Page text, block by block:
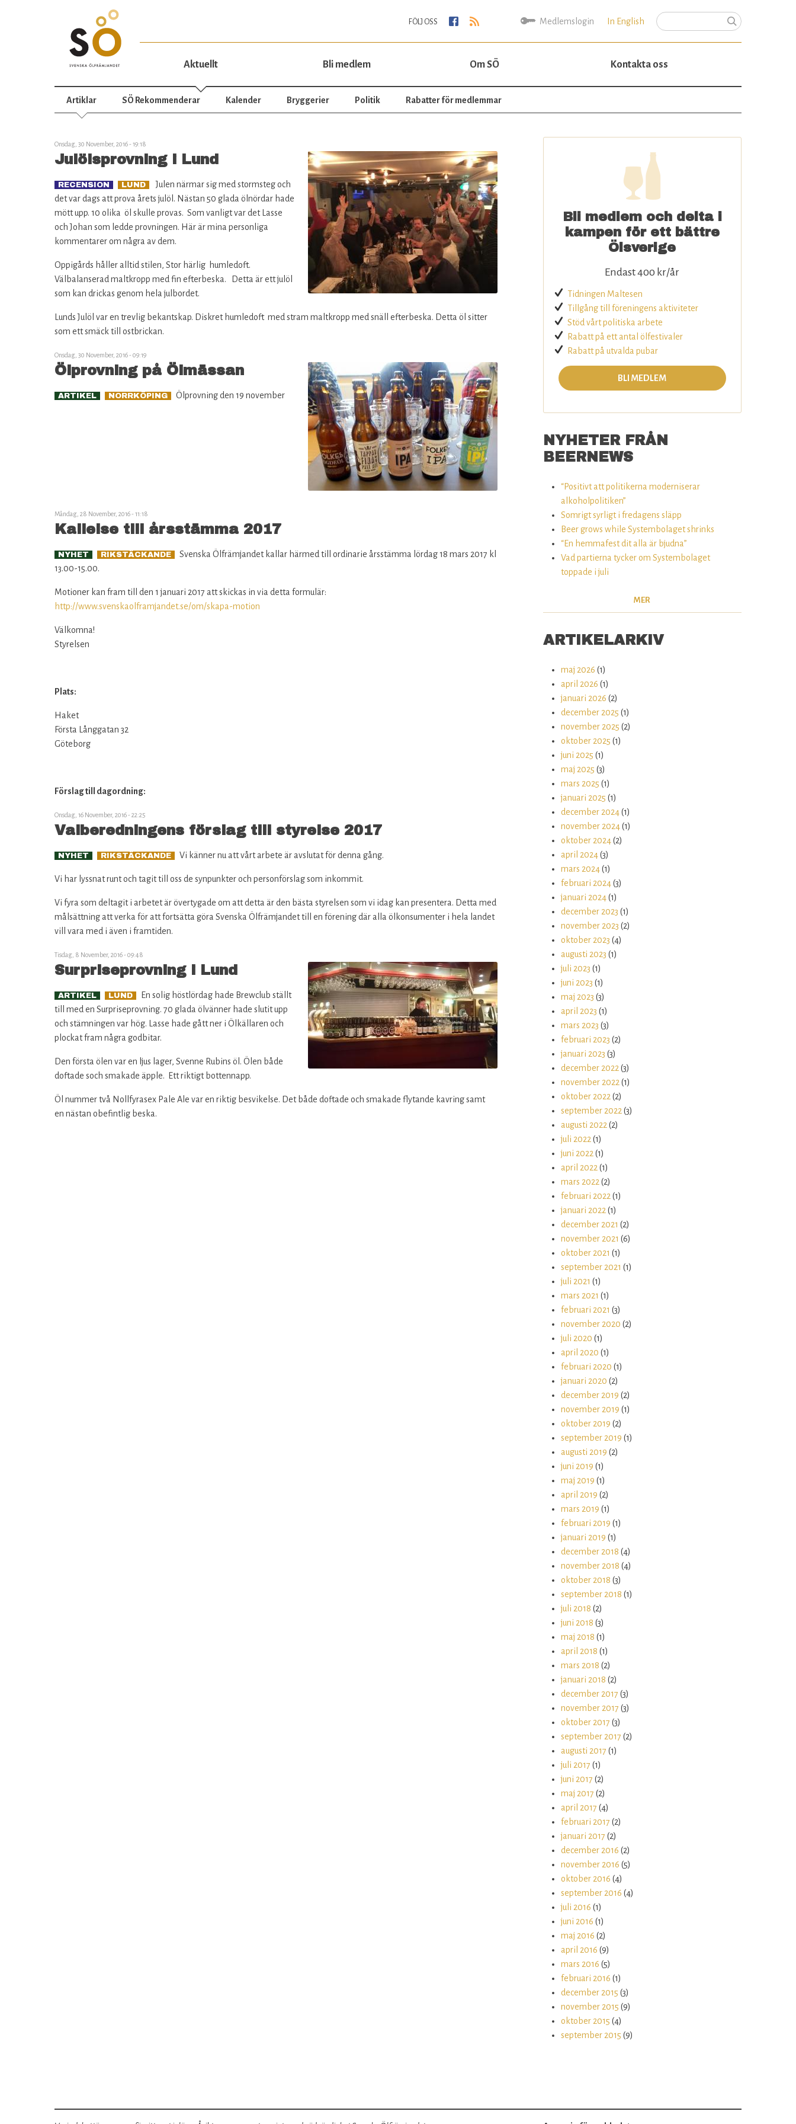
Sökformulär
Sök
In English
Medlemslogin
FÖLJ OSS
Aktuellt Bli medlem Om SÖ Kontakta oss
Artiklar SÖ Rekommenderar Kalender Bryggerier Politik Rabatter för medlemmar
Onsdag, 30 November, 2016 - 19:18
Julölsprovning i Lund
RECENSION LUND
Julen närmar sig med stormsteg och
det var dags att prova årets julöl. Nästan 50 glada ölnördar hade
mött upp. 10 olika öl skulle provas. Som vanligt var det Lasse
och Johan som ledde provningen. Här är mina personliga
kommentarer om några av dem.
Oppigårds håller alltid stilen, Stor härlig humledoft.
Välbalanserad maltkropp med fin efterbeska. Detta är ett julöl
som kan drickas genom hela julbordet.
Lunds Julöl var en trevlig bekantskap. Diskret humledoft med stram maltkropp med snäll efterbeska. Detta öl sitter
som ett smäck till ostbrickan.
Onsdag, 30 November, 2016 - 09:19
Ölprovning på Ölmässan
ARTIKEL NORRKÖPING Ölprovning den 19 november
Måndag, 28 November, 2016 - 11:18
Kallelse till årsstämma 2017
NYHET RIKSTÄCKANDE
Svenska Ölfrämjandet kallar härmed till ordinarie årsstämma lördag 18 mars 2017 kl
13.00-15.00.
Motioner kan fram till den 1 januari 2017 att skickas in via detta formulär:
http://www.svenskaolframjandet.se/om/skapa-motion
Välkomna!
Styrelsen
Plats:
Haket
Första Långgatan 32
Göteborg
Förslag till dagordning:
Onsdag, 16 November, 2016 - 22:25
Valberedningens förslag till styrelse 2017
NYHET RIKSTÄCKANDE Vi känner nu att vårt arbete är avslutat för denna gång.
Vi har lyssnat runt och tagit till oss de synpunkter och personförslag som inkommit.
Vi fyra som deltagit i arbetet är övertygade om att detta är den bästa styrelsen som vi idag kan presentera. Detta med
målsättning att verka för att fortsätta göra Svenska Ölfrämjandet till en förening där alla ölkonsumenter i hela landet
vill vara med i även i framtiden.
Tisdag, 8 November, 2016 - 09:48
Surpriseprovning i Lund
ARTIKEL LUND
En solig höstlördag hade Brewclub ställt
till med en Surpriseprovning. 70 glada ölvänner hade slutit upp
och stämningen var hög. Lasse hade gått ner i Ölkällaren och
plockat fram några godbitar.
Den första ölen var en ljus lager, Svenne Rubins öl. Ölen både
doftade soch smakade äpple. Ett riktigt bottennapp.
Öl nummer två Nollfyrasex Pale Ale var en riktig besvikelse. Det både doftade och smakade flytande kavring samt
en nästan obefintlig beska.
Bli medlem och delta i
kampen för ett bättre
Ölsverige
Endast 400 kr/år
Tidningen Maltesen
Tillgång till föreningens aktiviteter
Stöd vårt politiska arbete
Rabatt på ett antal ölfestivaler
Rabatt på utvalda pubar
BLI MEDLEM
NYHETER FRÅN
BEERNEWS
“Positivt att politikerna moderniserar
alkoholpolitiken”
Somrigt syrligt i fredagens släpp
Beer grows while Systembolaget shrinks
“En hemmafest dit alla är bjudna”
Vad partierna tycker om Systembolaget
toppade i juli
MER
ARTIKELARKIV
maj 2026 (1)
april 2026 (1)
januari 2026 (2)
december 2025 (1)
november 2025 (2)
oktober 2025 (1)
juni 2025 (1)
maj 2025 (3)
mars 2025 (1)
januari 2025 (1)
december 2024(1)
november 2024(1)
oktober 2024(2)
april 2024(3)
mars 2024(1)
februari 2024(3)
januari 2024(1)
december 2023 (1)
november 2023 (2)
oktober 2023 (4)
augusti 2023 (1)
juli 2023 (1)
juni 2023 (1)
maj 2023 (3)
april 2023 (1)
mars 2023 (3)
februari 2023 (2)
januari 2023 (3)
december 2022(3)
november 2022(1)
oktober 2022(2)
september 2022(3)
augusti 2022(2)
juli 2022(1)
juni 2022(1)
april 2022(1)
mars 2022(2)
februari 2022(1)
januari 2022(1)
december 2021 (2)
november 2021 (6)
oktober 2021 (1)
september 2021 (1)
juli 2021 (1)
mars 2021 (1)
februari 2021 (3)
november 2020 (2)
juli 2020 (1)
april 2020 (1)
februari 2020 (1)
januari 2020 (2)
december 2019 (2)
november 2019 (1)
oktober 2019 (2)
september 2019 (1)
augusti 2019 (2)
juni 2019 (1)
maj 2019 (1)
april 2019 (2)
mars 2019 (1)
februari 2019 (1)
januari 2019 (1)
december 2018 (4)
november 2018 (4)
oktober 2018 (3)
september 2018 (1)
juli 2018 (2)
juni 2018 (3)
maj 2018 (1)
april 2018 (1)
mars 2018 (2)
januari 2018 (2)
december 2017 (3)
november 2017 (3)
oktober 2017 (3)
september 2017 (2)
augusti 2017 (1)
juli 2017 (1)
juni 2017 (2)
maj 2017 (2)
april 2017 (4)
februari 2017 (2)
januari 2017 (2)
december 2016 (2)
november 2016 (5)
oktober 2016 (4)
september 2016 (4)
juli 2016 (1)
juni 2016 (1)
maj 2016 (2)
april 2016 (9)
mars 2016 (5)
februari 2016 (1)
december 2015 (3)
november 2015 (9)
oktober 2015 (4)
september 2015 (9)